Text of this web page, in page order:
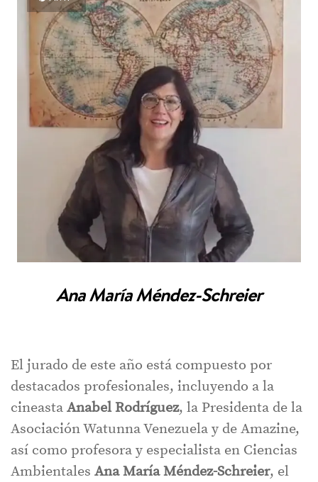
Ana María Méndez-Schreier
El jurado de este año está compuesto por
destacados profesionales, incluyendo a la
cineasta Anabel Rodríguez, la Presidenta de la
Asociación Watunna Venezuela y de Amazine,
así como profesora y especialista en Ciencias
Ambientales Ana María Méndez-Schreier, el